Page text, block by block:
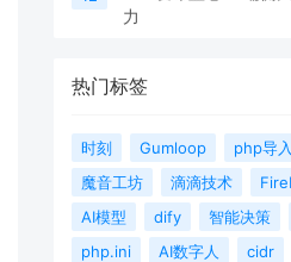
力
热门标签
时刻 Gumloop
php导
魔音工坊
滴滴技术
AI模型
dify 智能决策
php.ini
AI数字人 cidr